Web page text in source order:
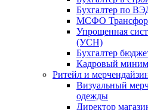
Бухгалтер по
МСФО
Упрощенная
(УСН)
Бухгалтер
Кадровый
Ритейл и
Визуальный
одежды
Директор